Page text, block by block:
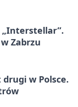
„Interstellar”.
Zabrzu
w Polsce.